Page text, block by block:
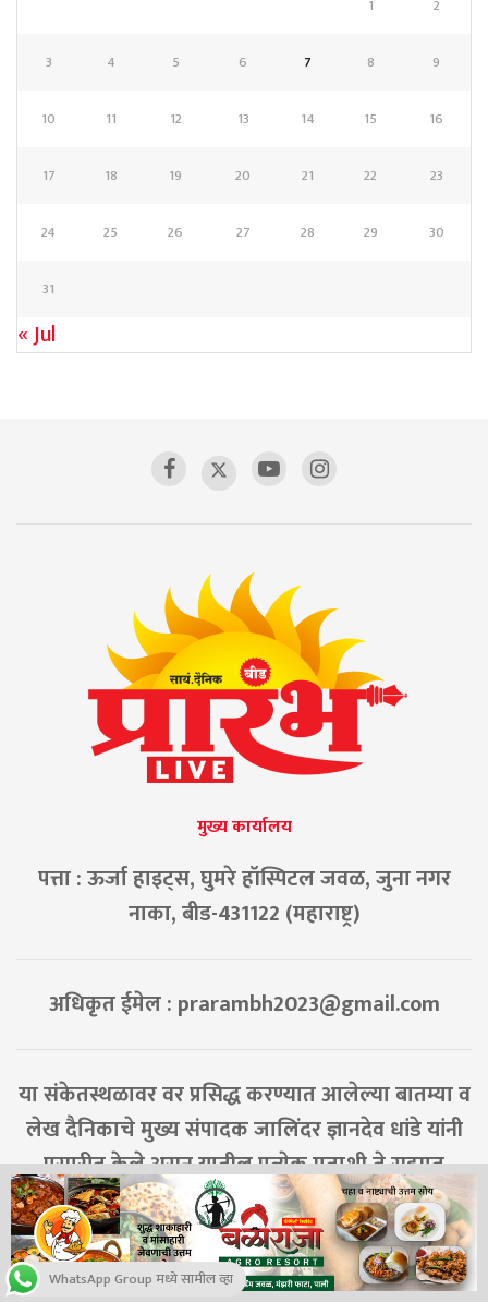
1 2
3 4 5 6 7 8 9
10 11 12 13 14 15 16
17 18 19 20 21 22 23
24 25 26 27 28 29 30
31
« Jul
मुख्य कार्यालय
पत्ता : ऊर्जा हाइट्स, घुमरे हॉस्पिटल जवळ, जुना नगर
नाका, बीड-431122 (महाराष्ट्र)
अधिकृत ईमेल : prarambh2023@gmail.com
या संकेतस्थळावर वर प्रसिद्ध करण्यात आलेल्या बातम्या व
लेख दैनिकाचे मुख्य संपादक जालिंदर ज्ञानदेव धांडे यांनी
प्रसारीत केले असून यातील प्रत्येक मताशी ते सहमत
असतीलच असे नाही. (बीड न्यायालया अंतर्गत)
WhatsApp Group मध्ये सामील व्हा